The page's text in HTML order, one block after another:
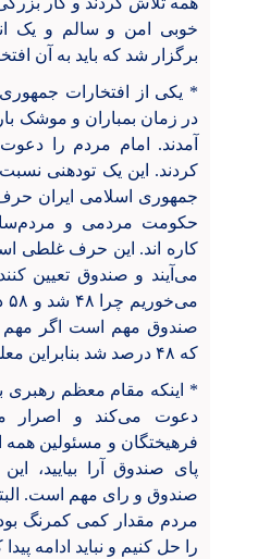
خوبی امن و سالم و یک
برگزار شد که باید به آن
* یکی از افتخارات
در زمان بمباران و موشک
آمدند. امام مردم را دعوت
کردند. این یک تودهنی
جمهوری اسلامی ایران
حکومت مردمی و
کاره اند. این حرف غلطی
می‌آیند و صندوق تعیین
صندوق مهم است اگر مهم
که ۴۸ درصد شد بنابراین معلوم است تاثیر دارد.
* اینکه مقام معظم رهبری
دعوت می‌کند و اصرار
فرهیختگان و مسئولین
پای صندوق آرا بیایید،
صندوق و رای مهم است.
مردم مقدار کمی کمرنگ
را حل کنیم و نباید ادامه پیدا